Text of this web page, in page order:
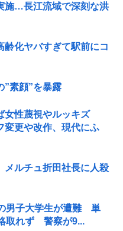
施…長江流域で深刻な洪
齢化ヤバすぎて駅前にコ
”素顔”を暴露
女性蔑視やルッキズ
更や改作、現代にふ
メルチュ折田社長に人殺
男子大学生が遭難 単
取れず 警察が9...